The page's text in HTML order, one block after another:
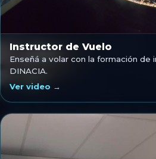
Instructor de Vuelo
Enseñá a volar con la formación de
DINACIA.
Ver video →